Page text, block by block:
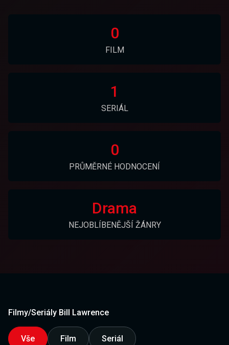
0
FILM
1
SERIÁL
0
PRŮMĚRNÉ HODNOCENÍ
Drama
NEJOBLÍBENĚJŠÍ ŽÁNRY
Filmy/Seriály Bill Lawrence
Vše Film Seriál